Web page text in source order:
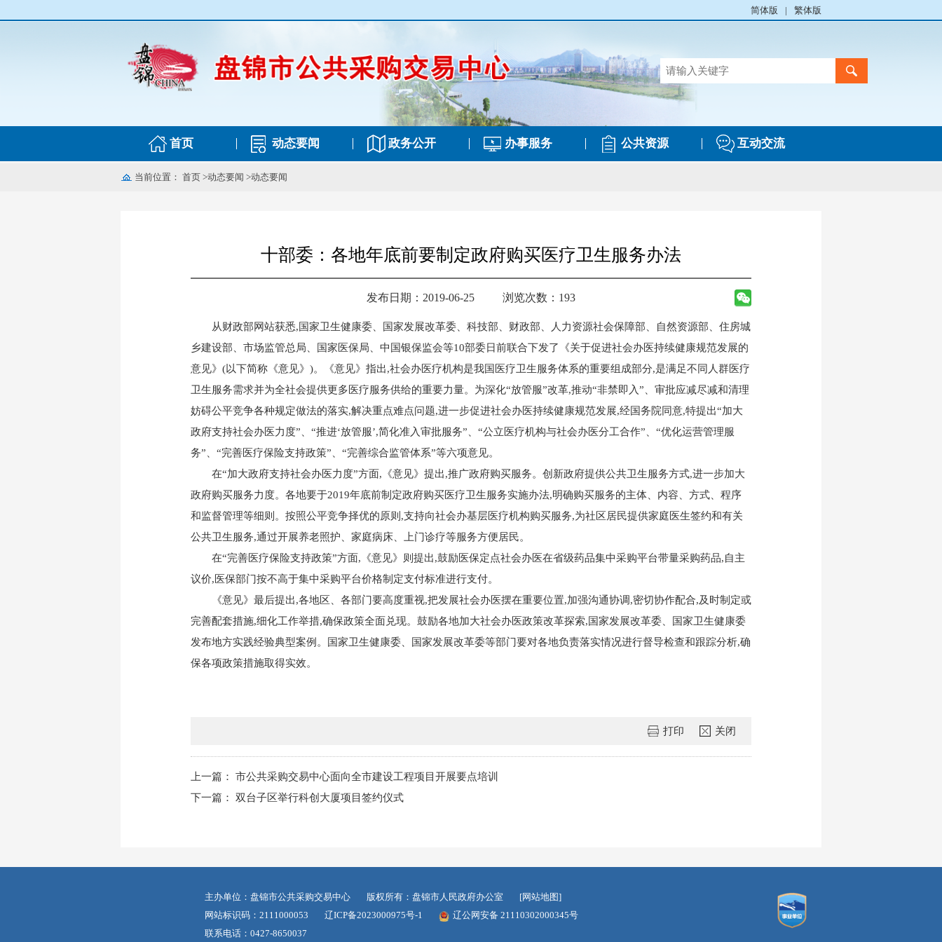
简体版 | 繁体版
首页 动态要闻 政务公开 办事服务 公共资源 互动交流
当前位置： 首页 >动态要闻 >动态要闻
十部委：各地年底前要制定政府购买医疗卫生服务办法
发布日期：2019-06-25 浏览次数：193
从财政部网站获悉,国家卫生健康委、国家发展改革委、科技部、财政部、人力资源社会保障部、自然资源部、住房城
乡建设部、市场监管总局、国家医保局、中国银保监会等10部委日前联合下发了《关于促进社会办医持续健康规范发展的
意见》(以下简称《意见》)。《意见》指出,社会办医疗机构是我国医疗卫生服务体系的重要组成部分,是满足不同人群医疗
卫生服务需求并为全社会提供更多医疗服务供给的重要力量。为深化“放管服”改革,推动“非禁即入”、审批应减尽减和清理
妨碍公平竞争各种规定做法的落实,解决重点难点问题,进一步促进社会办医持续健康规范发展,经国务院同意,特提出“加大
政府支持社会办医力度”、“推进‘放管服’,简化准入审批服务”、“公立医疗机构与社会办医分工合作”、“优化运营管理服
务”、“完善医疗保险支持政策”、“完善综合监管体系”等六项意见。
在“加大政府支持社会办医力度”方面,《意见》提出,推广政府购买服务。创新政府提供公共卫生服务方式,进一步加大
政府购买服务力度。各地要于2019年底前制定政府购买医疗卫生服务实施办法,明确购买服务的主体、内容、方式、程序
和监督管理等细则。按照公平竞争择优的原则,支持向社会办基层医疗机构购买服务,为社区居民提供家庭医生签约和有关
公共卫生服务,通过开展养老照护、家庭病床、上门诊疗等服务方便居民。
在“完善医疗保险支持政策”方面,《意见》则提出,鼓励医保定点社会办医在省级药品集中采购平台带量采购药品,自主
议价,医保部门按不高于集中采购平台价格制定支付标准进行支付。
《意见》最后提出,各地区、各部门要高度重视,把发展社会办医摆在重要位置,加强沟通协调,密切协作配合,及时制定或
完善配套措施,细化工作举措,确保政策全面兑现。鼓励各地加大社会办医政策改革探索,国家发展改革委、国家卫生健康委
发布地方实践经验典型案例。国家卫生健康委、国家发展改革委等部门要对各地负责落实情况进行督导检查和跟踪分析,确
保各项政策措施取得实效。
打印 关闭
上一篇：
市公共采购交易中心面向全市建设工程项目开展要点培训
下一篇：
双台子区举行科创大厦项目签约仪式
主办单位：盘锦市公共采购交易中心 版权所有：盘锦市人民政府办公室
[网站地图]
网站标识码：2111000053
辽ICP备2023000975号-1
辽公网安备 21110302000345号
联系电话：0427-8650037